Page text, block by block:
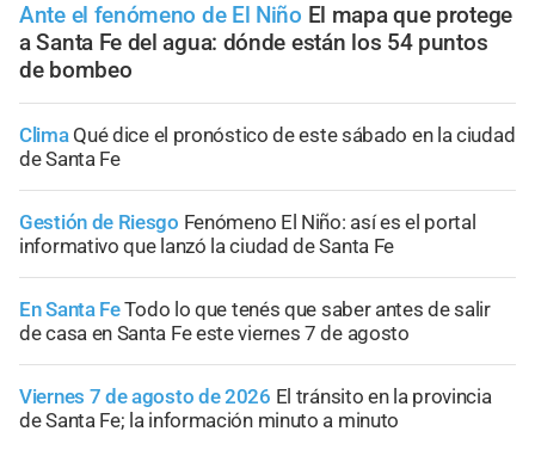
Ante el fenómeno de El Niño El mapa que protege
a Santa Fe del agua: dónde están los 54 puntos
de bombeo
Clima Qué dice el pronóstico de este sábado en la ciudad
de Santa Fe
Gestión de Riesgo Fenómeno El Niño: así es el portal
informativo que lanzó la ciudad de Santa Fe
En Santa FeTodo lo que tenés que saber antes de salir
de casa en Santa Fe este viernes 7 de agosto
Viernes 7 de agosto de 2026 El tránsito en la provincia
de Santa Fe; la información minuto a minuto